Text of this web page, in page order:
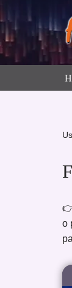
Saltar
contenido
o